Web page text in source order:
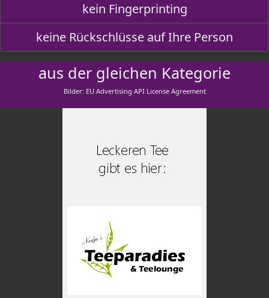
kein Fingerprinting
keine Rückschlüsse auf Ihre Person
aus der gleichen Kategorie
Bilder: EU Advertising API License Agreement